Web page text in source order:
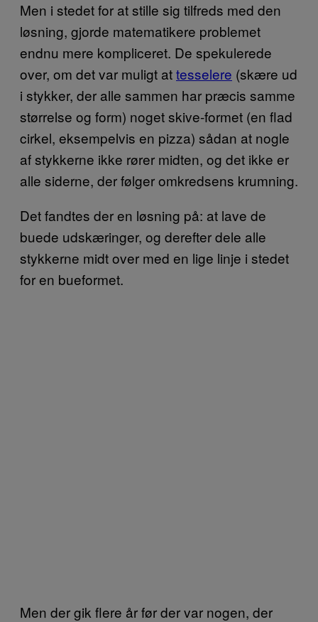
Men i stedet for at stille sig tilfreds med den
løsning, gjorde matematikere problemet
endnu mere kompliceret. De spekulerede
over, om det var muligt attesselere (skære ud
i stykker, der alle sammen har præcis samme
størrelse og form) noget skive-formet (en flad
cirkel, eksempelvis en pizza) sådan at nogle
af stykkerne ikke rører midten, og det ikke er
alle siderne, der følger omkredsens krumning.
Det fandtes der en løsning på: at lave de
buede udskæringer, og derefter dele alle
stykkerne midt over med en lige linje i stedet
for en bueformet.
Men der gik flere år før der var nogen, der